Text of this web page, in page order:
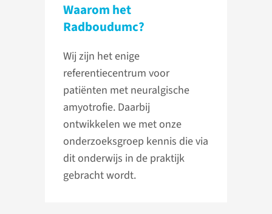
Waarom het
Radboudumc?
Wij zijn het enige
referentiecentrum voor
patiënten met neuralgische
amyotrofie. Daarbij
ontwikkelen we met onze
onderzoeksgroep kennis die via
dit onderwijs in de praktijk
gebracht wordt.